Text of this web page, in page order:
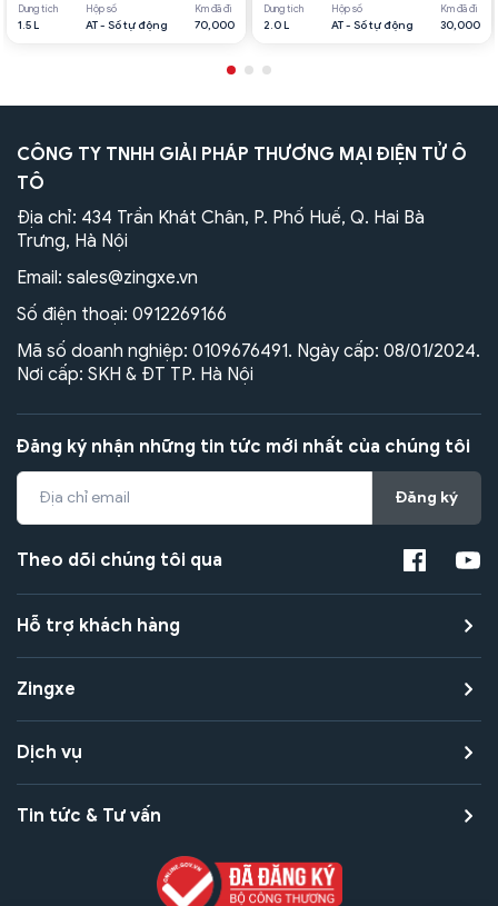
Dung tích
1.5 L
Hộp số
AT - Số tự động
Km đã đi
70,000
Dung tích
2.0 L
Hộp số
AT - Số tự động
Km đã đi
30,000
CÔNG TY TNHH GIẢI PHÁP THƯƠNG MẠI ĐIỆN TỬ Ô
TÔ
Địa chỉ: 434 Trần Khát Chân, P. Phố Huế, Q. Hai Bà
Trưng, Hà Nội
Email: sales@zingxe.vn
Số điện thoại: 0912269166
Mã số doanh nghiệp: 0109676491. Ngày cấp: 08/01/2024.
Nơi cấp: SKH & ĐT TP. Hà Nội
Đăng ký nhận những tin tức mới nhất của chúng tôi
Đăng ký
Theo dõi chúng tôi qua
Hỗ trợ khách hàng
Zingxe
Dịch vụ
Tin tức & Tư vấn